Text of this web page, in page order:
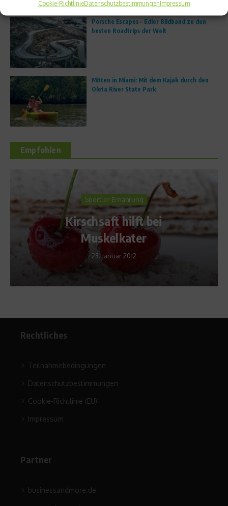
Cookie-RichtlinieDatenschutzbestimmungenImpressum
Porsche Escapes – Edler Bildband zu den
besten Roadtrips der Welt
Mitten in Miami: Mit dem Kajak durch den
Oleta River State Park
Empfohlen
Sportler Ernährung
Kirschsaft hilft bei
Muskelkater
23. Januar 2012
Rechtliches
Teilnahmebedingungen
Datenschutzbestimmungen
Cookie-Richtlinie (EU)
Impressum
Partner
businessandmore.de